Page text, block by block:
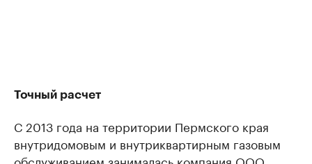
Точный расчет
С 2013 года на территории Пермского края
внутридомовым и внутриквартирным газовым